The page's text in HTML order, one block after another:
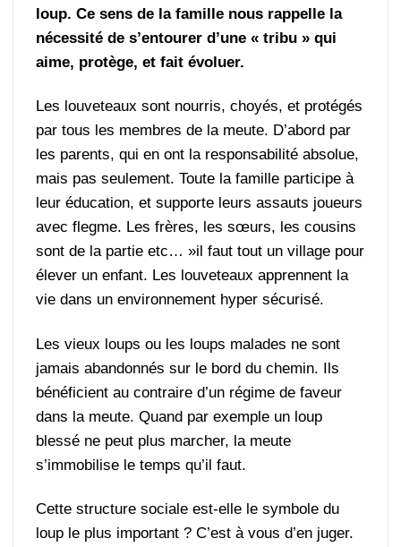
loup. Ce sens de la famille nous rappelle la
nécessité de s’entourer d’une « tribu » qui
aime, protège, et fait évoluer.
Les louveteaux sont nourris, choyés, et protégés
par tous les membres de la meute. D’abord par
les parents, qui en ont la responsabilité absolue,
mais pas seulement. Toute la famille participe à
leur éducation, et supporte leurs assauts joueurs
avec flegme. Les frères, les sœurs, les cousins
sont de la partie etc… »il faut tout un village pour
élever un enfant. Les louveteaux apprennent la
vie dans un environnement hyper sécurisé.
Les vieux loups ou les loups malades ne sont
jamais abandonnés sur le bord du chemin. Ils
bénéficient au contraire d’un régime de faveur
dans la meute. Quand par exemple un loup
blessé ne peut plus marcher, la meute
s’immobilise le temps qu’il faut.
Cette structure sociale est-elle le symbole du
loup le plus important ? C’est à vous d’en juger.